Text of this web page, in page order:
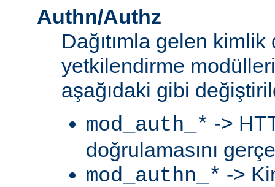
Authn/Authz
Dağıtımla gelen
yetkilendirme
aşağıdaki gibi
mod_auth_* ->
doğrulamasını
mod_authn_* ->